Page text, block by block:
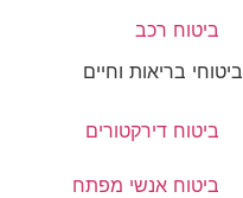
ביטוח רכב
ביטוחי בריאות וחיים
ביטוח דירקטורים
ביטוח אנשי מפתח